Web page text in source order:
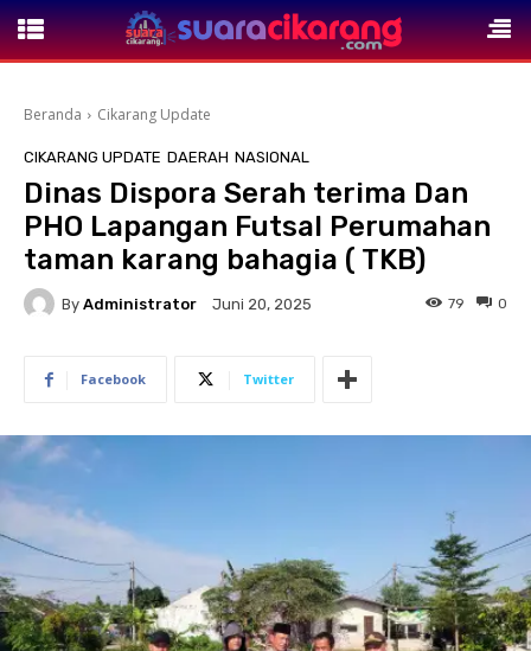
Beranda Cikarang Update
CIKARANG UPDATE DAERAH NASIONAL
Dinas Dispora Serah terima Dan
PHO Lapangan Futsal Perumahan
taman karang bahagia ( TKB)
By Administrator Juni 20, 2025 0
79
Facebook Twitter